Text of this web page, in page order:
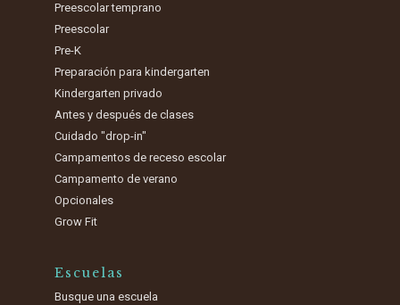
Preescolar temprano
Preescolar
Pre-K
Preparación para kindergarten
Kindergarten privado
Antes y después de clases
Cuidado "drop-in"
Campamentos de receso escolar
Campamento de verano
Opcionales
Grow Fit
Escuelas
Busque una escuela